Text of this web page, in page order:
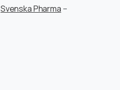
Svenska Pharma –